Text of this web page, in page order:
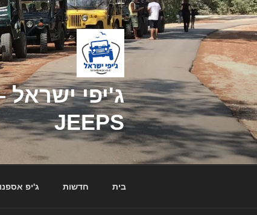
דילוג
לתוכן
JEEPS
בית חדשות ג'יפ